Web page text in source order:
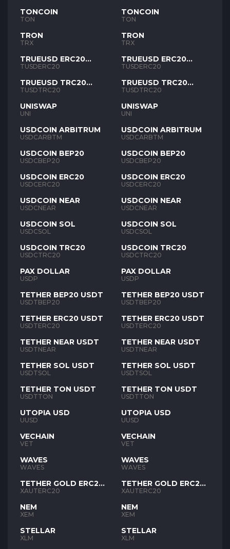
TONCOIN
TON
TRON
TRX
TRUEUSD ERC20
TUSD
TUSDERC20
TRUEUSD TRC20
TUSD
TUSDTRC20
UNISWAP
UNI
USDCOIN ARBITRUM
USDCARBTM
USDCOIN BEP20
USDCBEP20
USDCOIN ERC20
USDCERC20
USDCOIN NEAR
USDCNEAR
USDCOIN SOL
USDCSOL
USDCOIN TRC20
USDCTRC20
PAX DOLLAR
USDP
TETHER BEP20 USDT
USDTBEP20
TETHER ERC20 USDT
USDTERC20
TETHER NEAR USDT
USDTNEAR
TETHER SOL USDT
USDTSOL
TETHER TON USDT
USDTTON
UTOPIA USD
UUSD
VECHAIN
VET
WAVES
WAVES
TETHER GOLD ERC20
XAUT
XAUTERC20
NEM
XEM
STELLAR
XLM
TONCOIN
TON
TRON
TRX
TRUEUSD ERC20
TUSD
TUSDERC20
TRUEUSD TRC20
TUSD
TUSDTRC20
UNISWAP
UNI
USDCOIN ARBITRUM
USDCARBTM
USDCOIN BEP20
USDCBEP20
USDCOIN ERC20
USDCERC20
USDCOIN NEAR
USDCNEAR
USDCOIN SOL
USDCSOL
USDCOIN TRC20
USDCTRC20
PAX DOLLAR
USDP
TETHER BEP20 USDT
USDTBEP20
TETHER ERC20 USDT
USDTERC20
TETHER NEAR USDT
USDTNEAR
TETHER SOL USDT
USDTSOL
TETHER TON USDT
USDTTON
UTOPIA USD
UUSD
VECHAIN
VET
WAVES
WAVES
TETHER GOLD ERC20
XAUT
XAUTERC20
NEM
XEM
STELLAR
XLM